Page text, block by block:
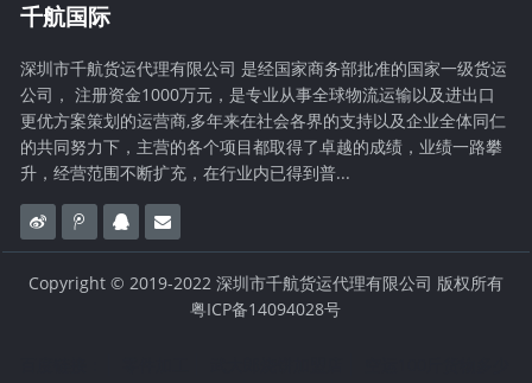
千航国际
深圳市千航货运代理有限公司 是经国家商务部批准的国家一级货运
公司， 注册资金1000万元，是专业从事全球物流运输以及进出口
更优方案策划的运营商,多年来在社会各界的支持以及企业全体同仁
的共同努力下，主营的各个项目都取得了卓越的成绩，业绩一路攀
升，经营范围不断扩充，在行业内已得到普...
Copyright © 2019-2022 深圳市千航货运代理有限公司 版权所有
粤ICP备14094028号